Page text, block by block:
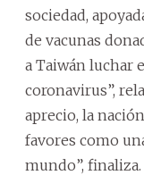
sociedad,
de vacunas
a Taiwán luchar
coronavirus”,
aprecio, la
favores como
mundo”, finaliza.